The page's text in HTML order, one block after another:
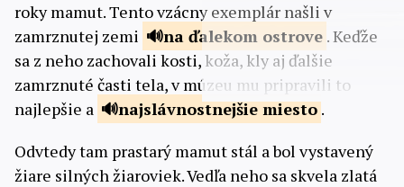
roky mamut. Tento vzácny exemplár našli v
zamrznutej zemi
na ďalekom ostrove . Keďže
sa z neho zachovali kosti, koža, kly aj ďalšie
zamrznuté časti tela, v múzeu mu pripravili to
najlepšie a
najslávnostnejšiemiesto .
Odvtedy tam prastarý mamut stál a bol vystavený
žiare silných žiaroviek. Vedľa neho sa skvela zlatá